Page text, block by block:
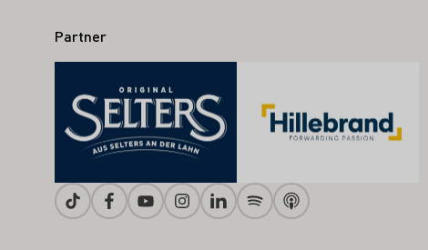
Partner
TiktokFacebookYoutubeInstagramLinkedinSpotifyApple